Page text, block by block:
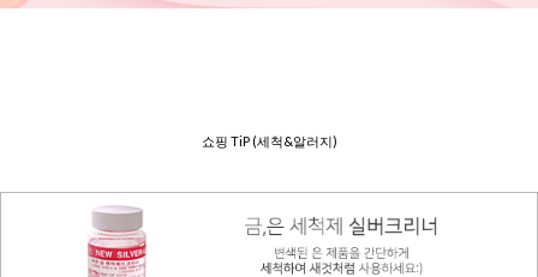
쇼핑 TiP (세척&알러지)